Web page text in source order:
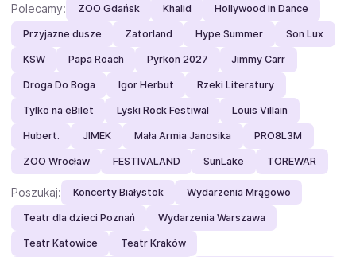
Polecamy: ZOO Gdańsk Khalid Hollywood in Dance
Przyjazne dusze Zatorland Hype Summer Son Lux
KSW Papa Roach Pyrkon 2027 Jimmy Carr
Droga Do Boga Igor Herbut Rzeki Literatury
Tylko na eBilet Lyski Rock Festiwal Louis Villain
Hubert. JIMEK Mała Armia Janosika PRO8L3M
ZOO Wrocław FESTIVALAND SunLake TOREWAR
Poszukaj: Koncerty Białystok Wydarzenia Mrągowo
Teatr dla dzieci Poznań Wydarzenia Warszawa
Teatr Katowice Teatr Kraków